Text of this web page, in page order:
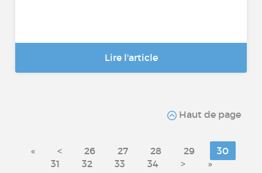
Lire l'article
Haut de page
« < 26 27 28 29
30
31
32 33 34 > »